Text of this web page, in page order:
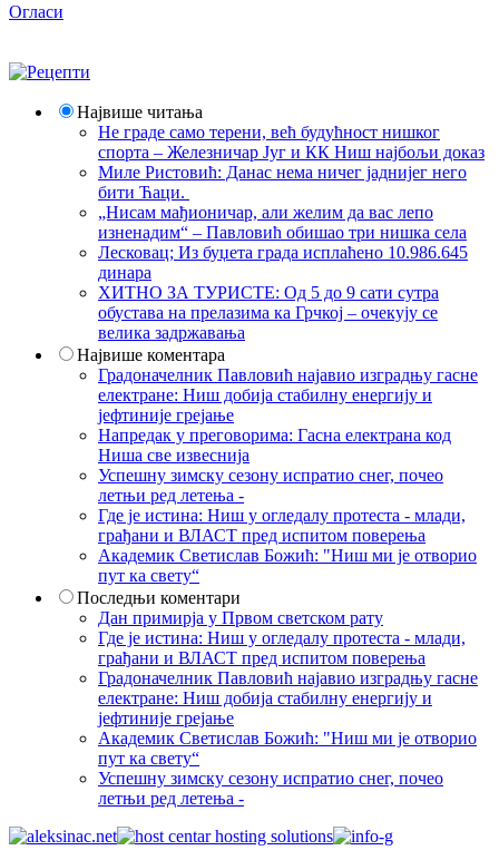
Огласи
Највише читања
Не граде само терени, већ будућност нишког
спорта – Железничар Југ и КК Ниш најбољи доказ
Миле Ристовић: Данас нема ничег јаднијег него
бити Ћаци.
„Нисам мађионичар, али желим да вас лепо
изненадим“ – Павловић обишао три нишка села
Лесковац; Из буџета града исплаћено 10.986.645
динара
ХИТНО ЗА ТУРИСТЕ: Од 5 до 9 сати сутра
обустава на прелазима ка Грчкој – очекују се
велика задржавања
Највише коментара
Градоначелник Павловић најавио изградњу гасне
електране: Ниш добија стабилну енергију и
јефтиније грејање
Напредак у преговорима: Гасна електрана код
Ниша све извеснија
Успешну зимску сезону испратио снег, почео
летњи ред летења -
Где је истина: Ниш у огледалу протеста - млади,
грађани и ВЛАСТ пред испитом поверења
Академик Светислав Божић: "Ниш ми је отворио
пут ка свету“
Последњи коментари
Дан примирја у Првом светском рату
Где је истина: Ниш у огледалу протеста - млади,
грађани и ВЛАСТ пред испитом поверења
Градоначелник Павловић најавио изградњу гасне
електране: Ниш добија стабилну енергију и
јефтиније грејање
Академик Светислав Божић: "Ниш ми је отворио
пут ка свету“
Успешну зимску сезону испратио снег, почео
летњи ред летења -